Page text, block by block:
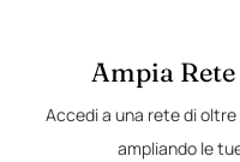
Ampia
Accedi a una rete di
ampliando le